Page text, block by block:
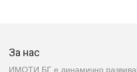
За нас
ИМОТИ БГ е динамично